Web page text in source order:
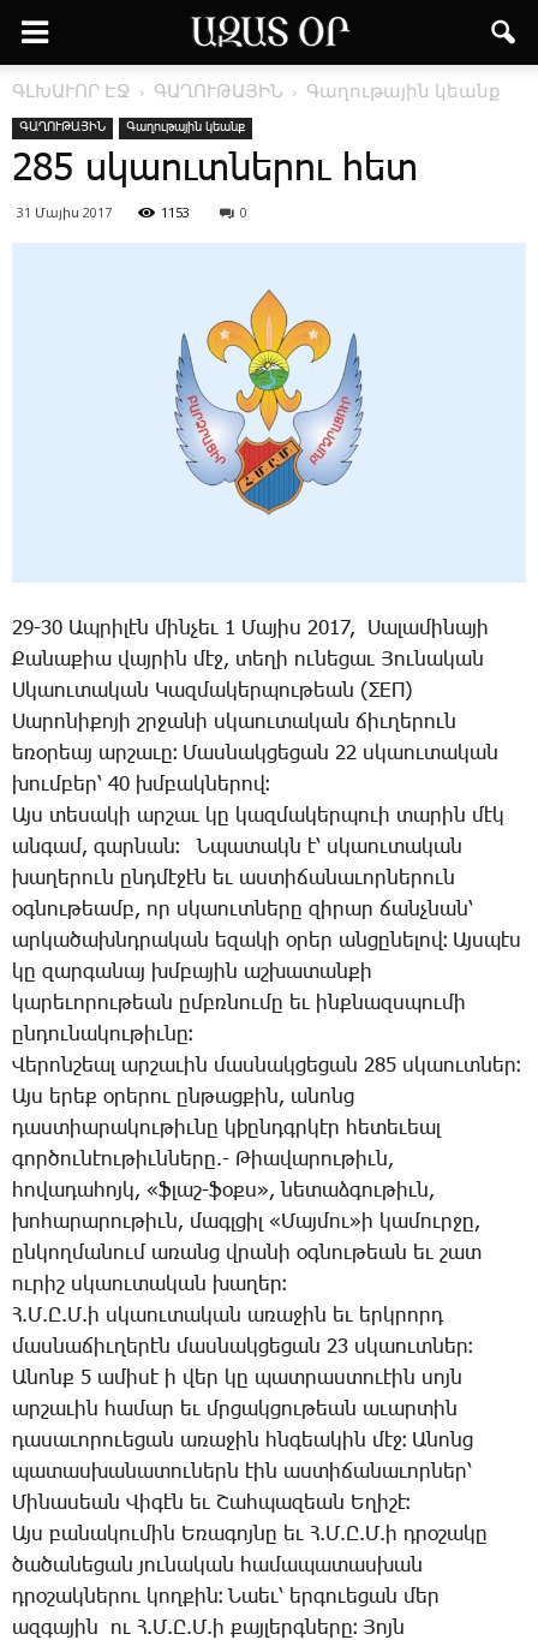
ԳԼԽԱՒՈՐ ԷՋ ԳԱՂՈՒԹԱՅԻՆ Գաղութային կեանք
ԳԱՂՈՒԹԱՅԻՆ Գաղութային կեանք
285 սկաուտներու հետ
31 Մայիս 2017 1153 0
29-30 Ապրիլէն մինչեւ 1 Մայիս 2017, Սալամինայի
Քանաքիա վայրին մէջ, տեղի ունեցաւ Յունական
Սկաուտական Կազմակերպութեան (ΣΕΠ)
Սարոնիքոյի շրջանի սկաուտական ճիւղերուն
եռօրեայ արշաւը։ Մասնակցեցան 22 սկաուտական
խումբեր՝ 40 խմբակներով։
Այս տեսակի արշաւ կը կազմակերպուի տարին մէկ
անգամ, գարնան։ Նպատակն է՝ սկաուտական
խաղերուն ընդմէջէն եւ աստիճանաւորներուն
օգնութեամբ, որ սկաուտները զիրար ճանչնան՝
արկածախնդրական եզակի օրեր անցընելով։ Այսպէս
կը զարգանայ խմբային աշխատանքի
կարեւորութեան ըմբռնումը եւ ինքնազսպումի
ընդունակութիւնը։
Վերոնշեալ արշաւին մասնակցեցան 285 սկաուտներ։
Այս երեք օրերու ընթացքին, անոնց
դաստիարակութիւնը կþընդգրկէր հետեւեալ
գործունէութիւնները.- Թիավարութիւն,
հովադահոյկ, «ֆլաշ-ֆօքս», նետաձգութիւն,
խոհարարութիւն, մագլցիլ «Մայմու»ի կամուրջը,
ընկողմանում առանց վրանի օգնութեան եւ շատ
ուրիշ սկաուտական խաղեր։
Հ.Մ.Ը.Մ.ի սկաուտական առաջին եւ երկրորդ
մասնաճիւղերէն մասնակցեցան 23 սկաուտներ։
Անոնք 5 ամիսէ ի վեր կը պատրաստուէին սոյն
արշաւին համար եւ մրցակցութեան աւարտին
դասաւորուեցան առաջին հնգեակին մէջ։ Անոնց
պատասխանատուներն էին աստիճանաւորներ՝
Մինասեան Վիգէն եւ Շահպազեան Եղիշէ։
Այս բանակումին Եռագոյնը եւ Հ.Մ.Ը.Մ.ի դրօշակը
ծածանեցան յունական համապատասխան
դրօշակներու կողքին։ Նաեւ՝ երգուեցան մեր
ազգային ու Հ.Մ.Ը.Մ.ի քայլերգները։ Յոյն